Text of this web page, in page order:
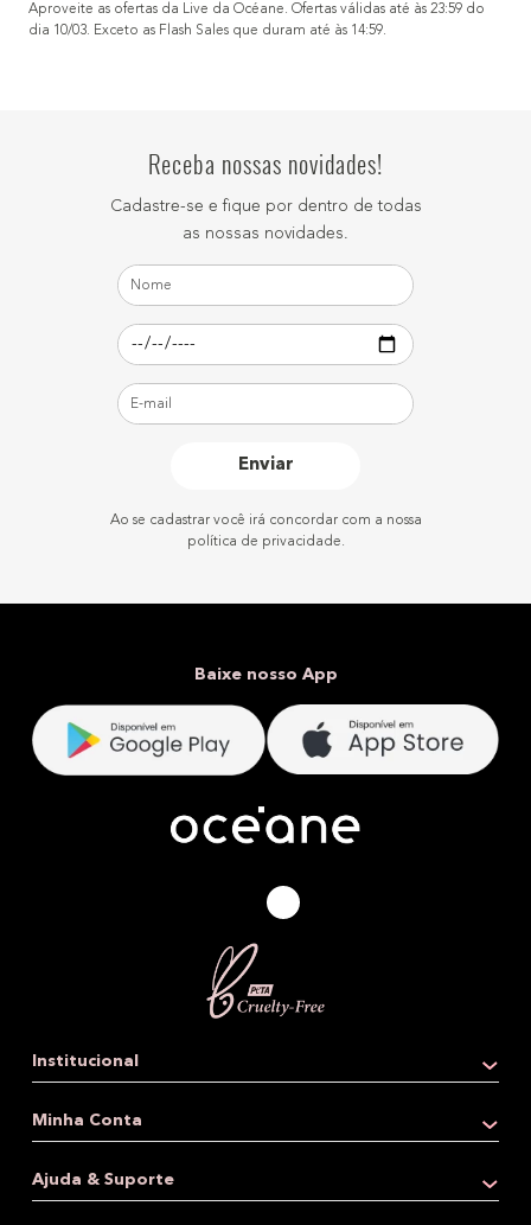
Aproveite as ofertas da Live da Océane. Ofertas válidas até às 23:59 do
dia 10/03. Exceto as Flash Sales que duram até às 14:59.
Receba nossas novidades!
Cadastre-se e fique por dentro de todas
as nossas novidades.
Enviar
Ao se cadastrar você irá concordar com a nossa
política de privacidade.
Baixe nosso App
Institucional
Quem somos
Revenda
Minha Conta
Dados pessoais
Ajuda & Suporte